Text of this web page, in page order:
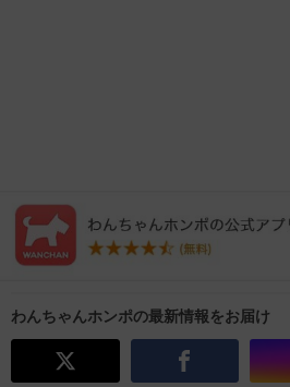
わんちゃんホンポの最新情報をお届け